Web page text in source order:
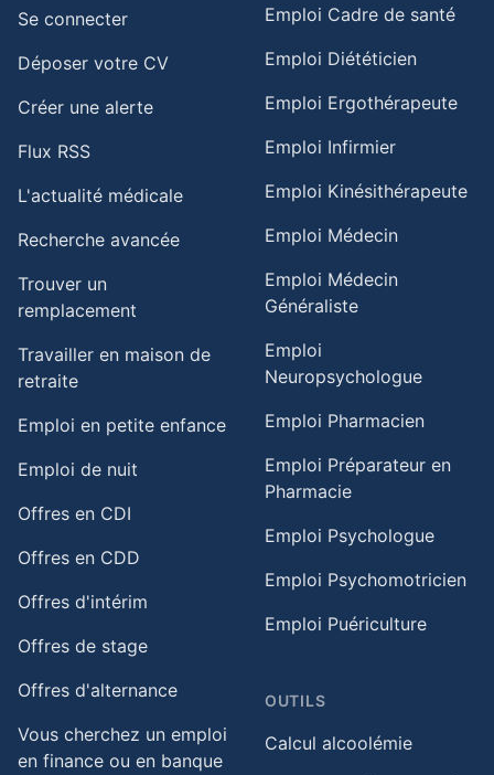
Se connecter
Déposer votre CV
Créer une alerte
Flux RSS
L'actualité médicale
Recherche avancée
Trouver un
remplacement
Travailler en maison de
retraite​
Emploi en petite enfance​
Emploi de nuit​
Offres en CDI
Offres en CDD
Offres d'intérim
Offres de stage
Offres d'alternance
Vous cherchez un emploi
en finance ou en banque
Emploi Cadre de santé
Emploi Diététicien
Emploi Ergothérapeute
Emploi Infirmier
Emploi Kinésithérapeute
Emploi Médecin
Emploi Médecin
Généraliste
Emploi
Neuropsychologue
Emploi Pharmacien
Emploi Préparateur en
Pharmacie
Emploi Psychologue
Emploi Psychomotricien
Emploi Puériculture
OUTILS
Calcul alcoolémie